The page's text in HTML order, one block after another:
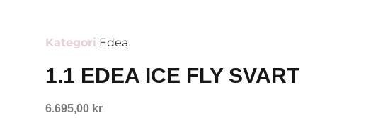
Kategori Edea
1.1 EDEA ICE FLY SVART
6.695,00 kr